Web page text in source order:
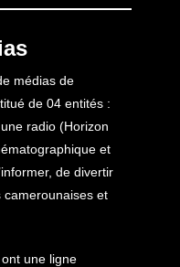
médias de
de 04 entités :
radio (Horizon
et
de divertir
camerounaises et
une ligne